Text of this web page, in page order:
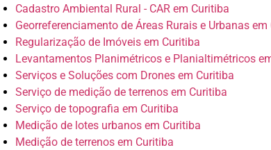
Cadastro Ambiental Rural - CAR em Curitiba
Georreferenciamento de Áreas Rurais e Urbanas em
Regularização de Imóveis em Curitiba
Levantamentos Planimétricos e Planialtimétricos
Serviços e Soluções com Drones em Curitiba
Serviço de medição de terrenos em Curitiba
Serviço de topografia em Curitiba
Medição de lotes urbanos em Curitiba
Medição de terrenos em Curitiba